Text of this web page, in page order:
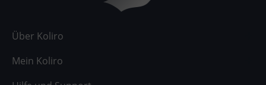
Über Koliro
Mein Koliro